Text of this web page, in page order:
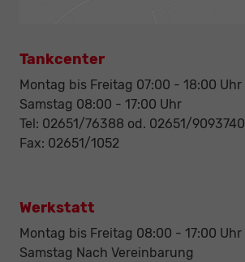
Tankcenter
Montag bis Freitag 07:00 - 18:00 Uhr
Samstag 08:00 - 17:00 Uhr
Tel: 02651/76388 od. 02651/9093740
Fax: 02651/1052
Werkstatt
Montag bis Freitag 08:00 - 17:00 Uhr
Samstag Nach Vereinbarung